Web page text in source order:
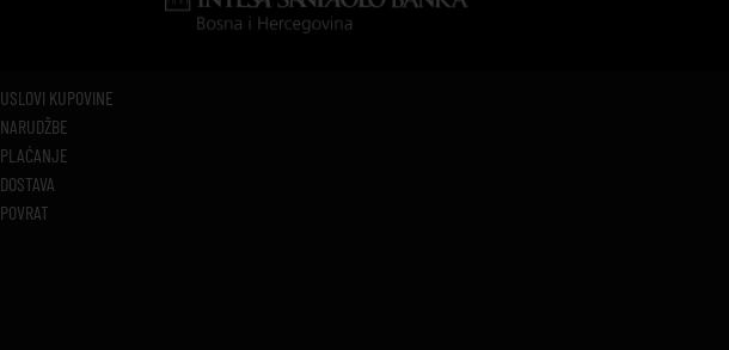
USLOVI KUPOVINE
NARUDŽBE
PLAĆANJE
DOSTAVA
POVRAT